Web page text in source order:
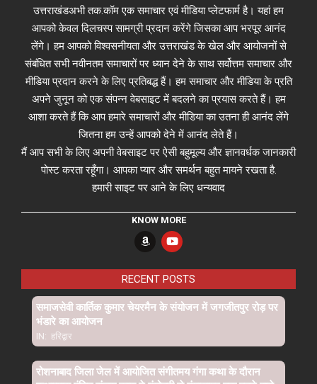
उत्तराखंडअभी तक.कॉम एक समाचार एवं मीडिया प्लेटफार्म है। यहां हम
आपको केवल दिलचस्प सामग्री प्रदान करेंगे जिसका आप भरपूर आनंद
लेंगे। हम आपको विश्वसनीयता और उत्तराखंड के खेल और आयोजनों से
संबंधित सभी नवीनतम समाचारों पर ध्यान देने के साथ सर्वोत्तम समाचार और
मीडिया प्रदान करने के लिए प्रतिबद्ध हैं। हम समाचार और मीडिया के प्रति
अपने जुनून को एक संपन्न वेबसाइट में बदलने का प्रयास करते हैं। हम
आशा करते हैं कि आप हमारे समाचारों और मीडिया का उतना ही आनंद लेंगे
जितना हम उन्हें आपको देने में आनंद लेते हैं।
मैं आप सभी के लिए अपनी वेबसाइट पर ऐसी बहुमूल्य और ज्ञानवर्धक जानकारी
पोस्ट करता रहूँगा। आपका प्यार और समर्थन बहुत मायने रखता है.
हमारी साइट पर आने के लिए धन्यवाद
KNOW MORE
RECENT POSTS
समाजसेवी कार्तिक कुमार चेयरमैन के संयोजन में जगजीतपुर रोड़ पर
भंडारे का आयोजन
IN: हरिद्वार
रोशनाबाद जिला जेल में आयोजित संगीतमय गंगा कथा के दौरान